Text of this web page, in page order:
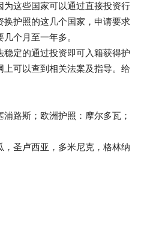
这些国家可以通过直接投资行
换护照的这几个国家，申请要求
个月至一年多。
定的通过投资即可入籍获得护
可以查到相关法案及指导。给
路斯；欧洲护照：摩尔多瓦；
圣卢西亚，多米尼克，格林纳